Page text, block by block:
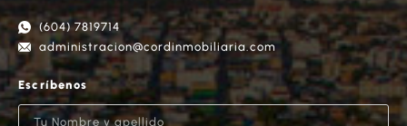
(604) 7819714
administracion@cordinmobiliaria.com
Escríbenos